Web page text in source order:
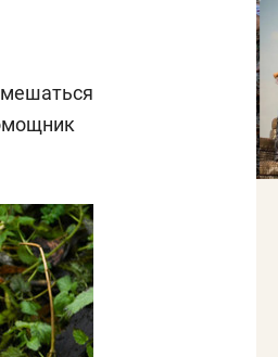
в дикой
работа
и физическим
как основа
команд